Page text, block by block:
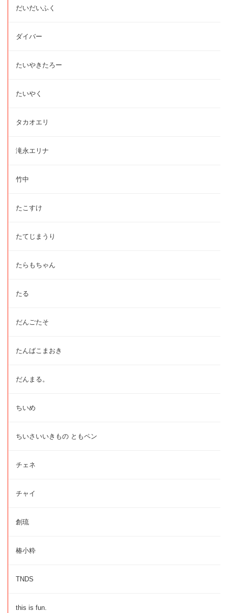
だいだいふく
ダイバー
たいやきたろー
たいやく
タカオエリ
滝永エリナ
竹中
たこすけ
たてじまうり
たらもちゃん
たる
だんごたそ
たんばこまおき
だんまる。
ちいめ
ちいさいいきもの ともペン
チェネ
チャイ
創琉
椿小粋
TNDS
this is fun.